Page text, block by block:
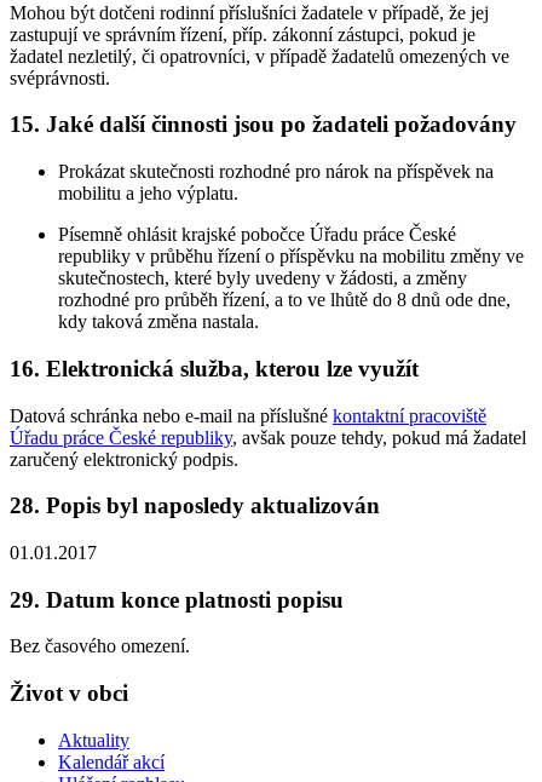
Mohou být dotčeni rodinní příslušníci žadatele v případě, že jej
zastupují ve správním řízení, příp. zákonní zástupci, pokud je
žadatel nezletilý, či opatrovníci, v případě žadatelů omezených ve
svéprávnosti.
15. Jaké další činnosti jsou po žadateli požadovány
Prokázat skutečnosti rozhodné pro nárok na příspěvek na
mobilitu a jeho výplatu.
Písemně ohlásit krajské pobočce Úřadu práce České
republiky v průběhu řízení o příspěvku na mobilitu změny ve
skutečnostech, které byly uvedeny v žádosti, a změny
rozhodné pro průběh řízení, a to ve lhůtě do 8 dnů ode dne,
kdy taková změna nastala.
16. Elektronická služba, kterou lze využít
Datová schránka nebo e-mail na příslušné kontaktní pracoviště
Úřadu práce České republiky, avšak pouze tehdy, pokud má žadatel
zaručený elektronický podpis.
28. Popis byl naposledy aktualizován
01.01.2017
29. Datum konce platnosti popisu
Bez časového omezení.
Život v obci
Aktuality
Kalendář akcí